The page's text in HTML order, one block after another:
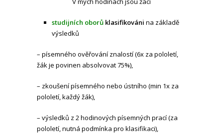
studijních oborů klasifikováni na základě
výsledků
– písemného ověřování znalostí (6x za pololetí,
žák je povinen absolvovat 75%),
– zkoušení písemného nebo ústního (min 1x za
pololetí, každý žák),
– výsledků z 2 hodinových písemných prací (za
pololetí, nutná podmínka pro klasifikaci),